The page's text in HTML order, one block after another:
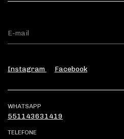
Instagram Facebook
WHATSAPP
551143631419
TELEFONE